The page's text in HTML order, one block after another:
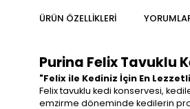
ÜRÜN ÖZELLIKLERI
Purina Felix Tavuklu
"Felix ile Kediniz İçin En
Felix tavuklu kedi konservesi,
emzirme döneminde kedilerin